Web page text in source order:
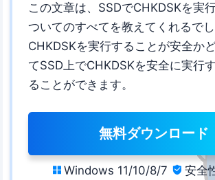
この文章は、SSDでCHKDSKを実
ついてのすべてを教えてくれるでし
CHKDSKを実行することが安全か
てSSD上でCHKDSKを安全に実行
ることができます。
無料ダウンロード
 Windows 11/10/8/7  安全